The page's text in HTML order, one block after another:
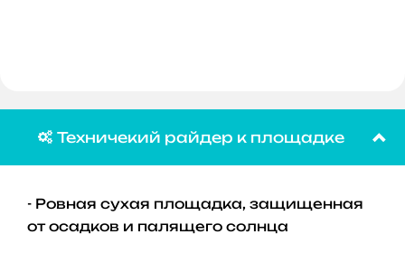
 Техничекий райдер к площадке
- Ровная сухая площадка, защищенная
от осадков и палящего солнца